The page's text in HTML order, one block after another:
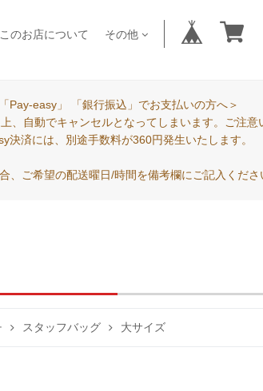
このお店について その他
Pay-easy」 「銀行振込」でお支払いの方へ＞
、自動でキャンセルとなってしまいます。ご注意
決済には、別途手数料が360円発生いたします。
、ご希望の配送曜日/時間を備考欄にご記入くださ
スタッフバッグ 大サイズ